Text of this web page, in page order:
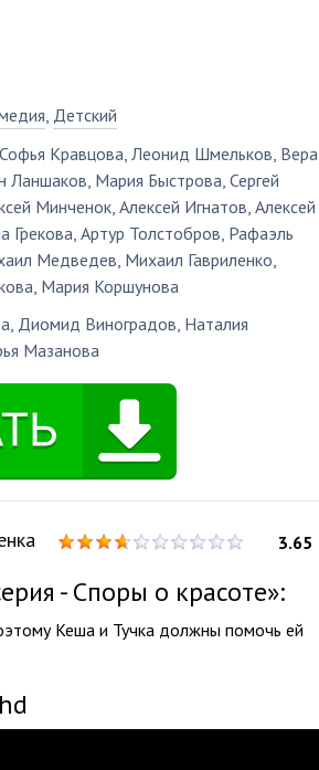
, Детский
Софья Кравцова, Леонид Шмельков, Вера
Ланшаков, Мария Быстрова, Сергей
Минченок, Алексей Игнатов, Алексей
Грекова, Артур Толстобров, Рафаэль
Медведев, Михаил Гавриленко,
, Мария Коршунова
, Диомид Виноградов, Наталия
Мазанова
3.65
- Споры о красоте»:
Кеша и Тучка должны помочь ей